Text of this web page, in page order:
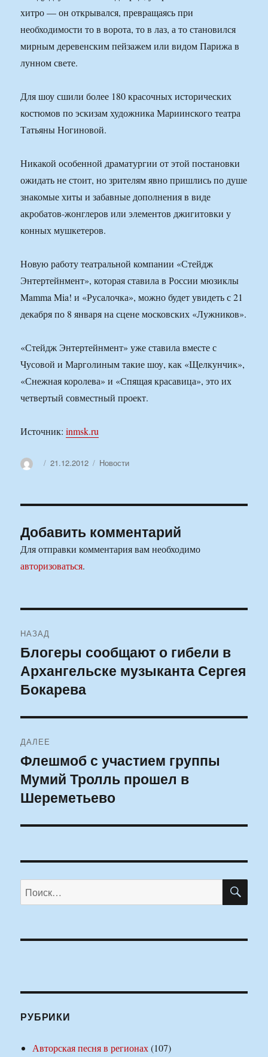
хитро — он открывался, превращаясь при
необходимости то в ворота, то в лаз, а то становился
мирным деревенским пейзажем или видом Парижа в
лунном свете.
Для шоу сшили более 180 красочных исторических
костюмов по эскизам художника Мариинского театра
Татьяны Ногиновой.
Никакой особенной драматургии от этой постановки
ожидать не стоит, но зрителям явно пришлись по душе
знакомые хиты и забавные дополнения в виде
акробатов-жонглеров или элементов джигитовки у
конных мушкетеров.
Новую работу театральной компании «Стейдж
Энтертейнмент», которая ставила в России мюзиклы
Mamma Mia! и «Русалочка», можно будет увидеть с 21
декабря по 8 января на сцене московских «Лужников».
«Стейдж Энтертейнмент» уже ставила вместе с
Чусовой и Марголиным такие шоу, как «Щелкунчик»,
«Снежная королева» и «Спящая красавица», это их
четвертый совместный проект.
Источник:inmsk.ru
АвторОпубликовано
21.12.2012 Рубрики
Новости
Добавить комментарий
Для отправки комментария вам необходимо
авторизоваться.
по
записям
НАЗАД
Предыдущая
запись:
Блогеры сообщают о гибели в
Архангельске музыканта Сергея
Бокарева
ДАЛЕЕ
Следующая
запись:
Флешмоб с участием группы
Мумий Тролль прошел в
Шереметьево
Искать:
РУБРИКИ
Авторская песня в регионах(107)